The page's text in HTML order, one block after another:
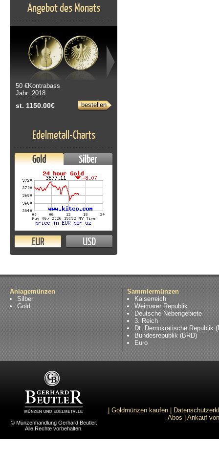
Angebot des Monats
50 €Kontrabass
Jahr: 2018
st. 1150.00€ bestellen
Edelmetall-Charts
Gold Silber
EUR USD
Anlagemünzen
Silber
Gold
Sammlermünzen
Kaiserreich
Weimarer Republik
Deutsche Nebengebiete
3. Reich
Dt. Demokratische Republik
Bundesrepublik (BRD)
Euro
© Münzenhandlung Gerhard Beutler.
Alle Rechte vorbehalten.
Goldmünzen kaufen
Abos
Ankauf